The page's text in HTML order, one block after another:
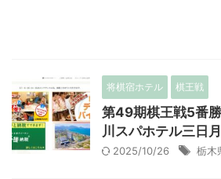
将棋宿ホテル 棋王戦
第49期棋王戦5番
川スパホテル三日
2025/10/26 栃木